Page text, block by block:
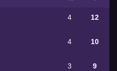
4 12
4 10
3 9